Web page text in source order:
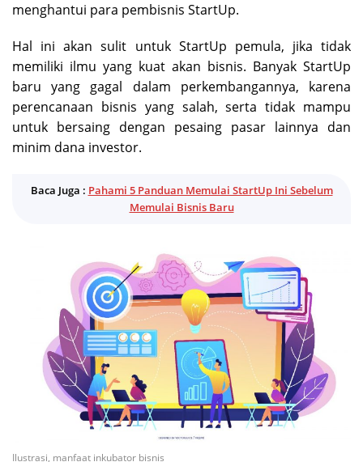
menghantui para pembisnis StartUp.
Hal ini akan sulit untuk StartUp pemula, jika tidak
memiliki ilmu yang kuat akan bisnis. Banyak StartUp
baru yang gagal dalam perkembangannya, karena
perencanaan bisnis yang salah, serta tidak mampu
untuk bersaing dengan pesaing pasar lainnya dan
minim dana investor.
Baca Juga : Pahami 5 Panduan Memulai StartUp Ini Sebelum
Memulai Bisnis Baru
Ilustrasi, manfaat inkubator bisnis